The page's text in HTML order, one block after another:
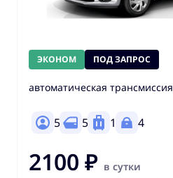
ЭКОНОМ ПОД ЗАПРОС
автоматическая
5 5 1 4
2100 ₽ в сутки